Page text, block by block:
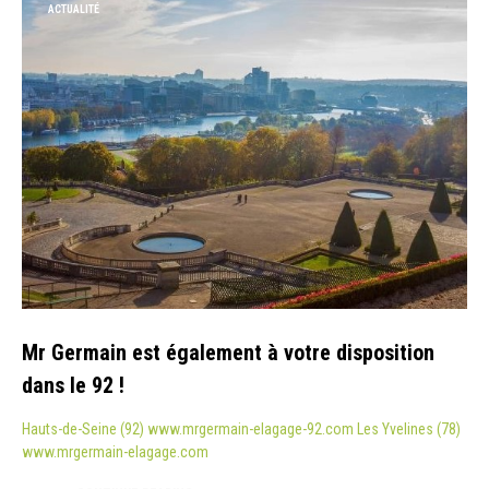
ACTUALITÉ
Mr Germain est également à votre disposition
dans le 92 !
Hauts-de-Seine (92) www.mrgermain-elagage-92.com Les Yvelines (78)
www.mrgermain-elagage.com